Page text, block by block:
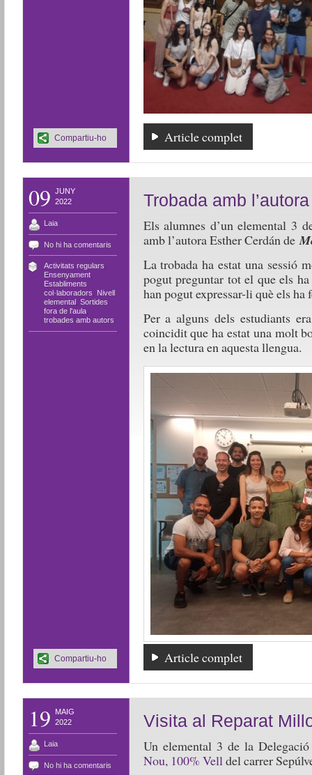
Article complet
Compartiu-ho
09 JUNY
2022
Laia
No hi ha comentaris
Activitats regulars
Ensenyament,
Establiments
col·laboradors
Nivell
elemental
Sortides
fora de l'aula,
trobades amb autors
Trobada amb l’autora
Els alumnes d’un elemental 3
amb l’autora Esther Cerdán de
La trobada ha estat una sessió
pogut preguntar tot el que els
han pogut expressar-li què els ha
Per a alguns dels estudiants
coincidit que ha estat una molt
en la lectura en aquesta llengua.
Article complet
Compartiu-ho
19
MAIG
2022
Laia
No hi ha comentaris
Visita al Reparat
Un elemental 3 de la
Nou, 100% Velldel carrer